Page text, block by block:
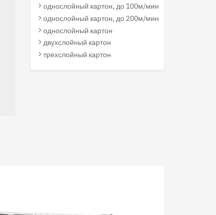
однослойный картон, до 100м/мин
однослойный картон, до 200м/мин
однослойный картон
двухслойный картон
трехслойный картон